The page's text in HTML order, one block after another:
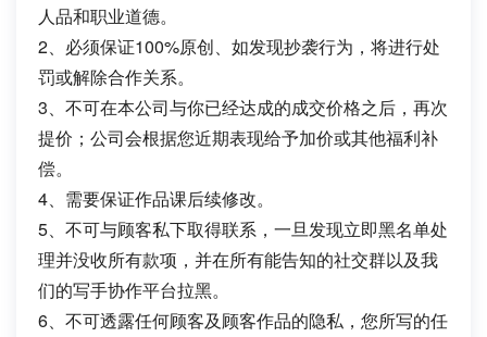
人品和职业道德。
2、必须保证100%原创、如发现抄袭行为，将进行处
罚或解除合作关系。
3、不可在本公司与你已经达成的成交价格之后，再次
提价；公司会根据您近期表现给予加价或其他福利补
偿。
4、需要保证作品课后续修改。
5、不可与顾客私下取得联系，一旦发现立即黑名单处
理并没收所有款项，并在所有能告知的社交群以及我
们的写手协作平台拉黑。
6、不可透露任何顾客及顾客作品的隐私，您所写的任